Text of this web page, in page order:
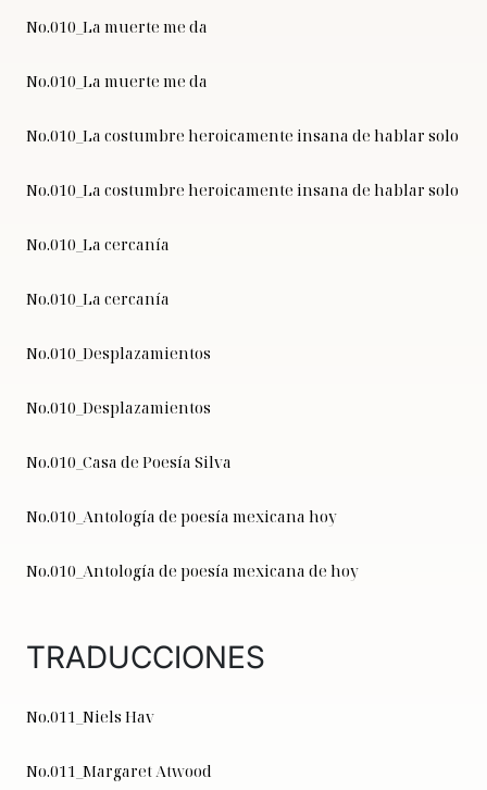
No.010_La muerte me da
No.010_La muerte me da
No.010_La costumbre heroicamente insana de hablar solo
No.010_La costumbre heroicamente insana de hablar solo
No.010_La cercanía
No.010_La cercanía
No.010_Desplazamientos
No.010_Desplazamientos
No.010_Casa de Poesía Silva
No.010_Antología de poesía mexicana hoy
No.010_Antología de poesía mexicana de hoy
TRADUCCIONES
No.011_Niels Hav
No.011_Margaret Atwood